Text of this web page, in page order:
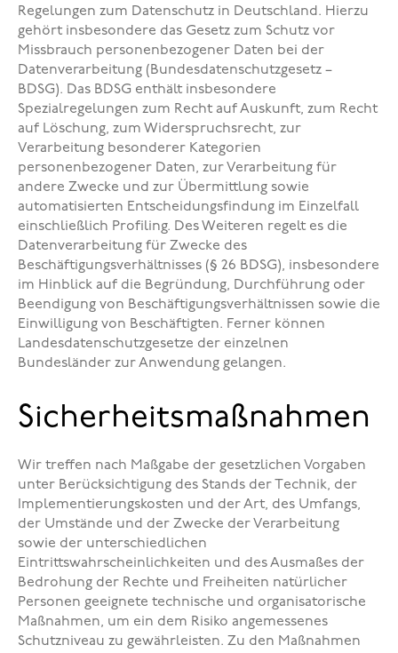
Regelungen zum Datenschutz in Deutschland. Hierzu
gehört insbesondere das Gesetz zum Schutz vor
Missbrauch personenbezogener Daten bei der
Datenverarbeitung (Bundesdatenschutzgesetz –
BDSG). Das BDSG enthält insbesondere
Spezialregelungen zum Recht auf Auskunft, zum Recht
auf Löschung, zum Widerspruchsrecht, zur
Verarbeitung besonderer Kategorien
personenbezogener Daten, zur Verarbeitung für
andere Zwecke und zur Übermittlung sowie
automatisierten Entscheidungsfindung im Einzelfall
einschließlich Profiling. Des Weiteren regelt es die
Datenverarbeitung für Zwecke des
Beschäftigungsverhältnisses (§ 26 BDSG), insbesondere
im Hinblick auf die Begründung, Durchführung oder
Beendigung von Beschäftigungsverhältnissen sowie die
Einwilligung von Beschäftigten. Ferner können
Landesdatenschutzgesetze der einzelnen
Bundesländer zur Anwendung gelangen.
Sicherheitsmaßnahmen
Wir treffen nach Maßgabe der gesetzlichen Vorgaben
unter Berücksichtigung des Stands der Technik, der
Implementierungskosten und der Art, des Umfangs,
der Umstände und der Zwecke der Verarbeitung
sowie der unterschiedlichen
Eintrittswahrscheinlichkeiten und des Ausmaßes der
Bedrohung der Rechte und Freiheiten natürlicher
Personen geeignete technische und organisatorische
Maßnahmen, um ein dem Risiko angemessenes
Schutzniveau zu gewährleisten. Zu den Maßnahmen